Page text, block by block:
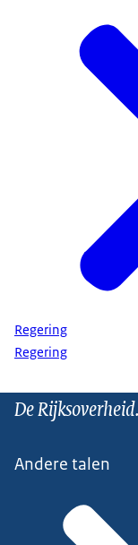
Regering
Regering
De
Andere talen